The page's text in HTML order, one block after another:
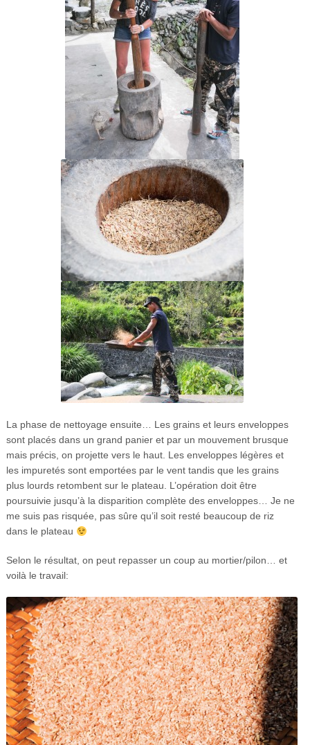
La phase de nettoyage ensuite… Les grains et leurs enveloppes
sont placés dans un grand panier et par un mouvement brusque
mais précis, on projette vers le haut. Les enveloppes légères et
les impuretés sont emportées par le vent tandis que les grains
plus lourds retombent sur le plateau. L’opération doit être
poursuivie jusqu’à la disparition complète des enveloppes… Je ne
me suis pas risquée, pas sûre qu’il soit resté beaucoup de riz
dans le plateau
Selon le résultat, on peut repasser un coup au mortier/pilon… et
voilà le travail: